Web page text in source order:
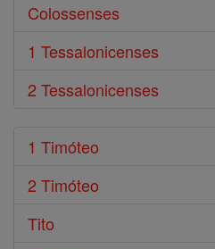
Colossenses
1 Tessalonicenses
2 Tessalonicenses
1 Timóteo
2 Timóteo
Tito